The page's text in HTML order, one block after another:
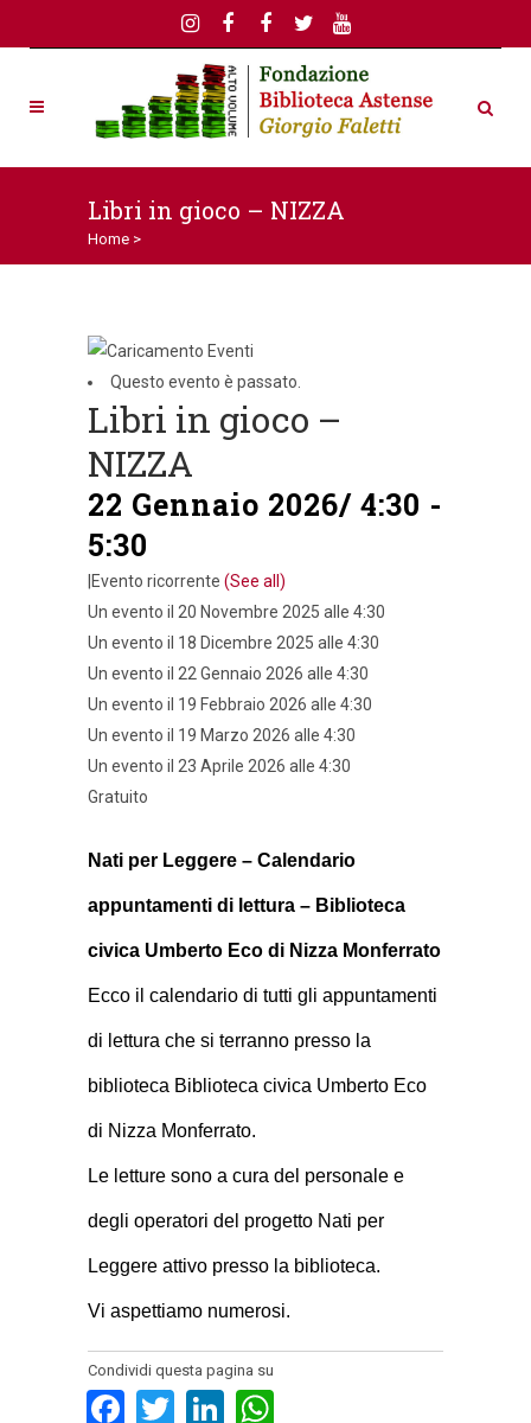
Libri in gioco – NIZZA
Home >
Questo evento è passato.
Libri in gioco –
NIZZA
22 Gennaio 2026/ 4:30 -
5:30
Evento ricorrente (See all)
Un evento il 20 Novembre 2025 alle 4:30
Un evento il 18 Dicembre 2025 alle 4:30
Un evento il 22 Gennaio 2026 alle 4:30
Un evento il 19 Febbraio 2026 alle 4:30
Un evento il 19 Marzo 2026 alle 4:30
Un evento il 23 Aprile 2026 alle 4:30
Gratuito
Nati per Leggere – Calendario
appuntamenti di lettura – Biblioteca
civica Umberto Eco di Nizza Monferrato
Ecco il calendario di tutti gli appuntamenti
di lettura che si terranno presso la
biblioteca Biblioteca civica Umberto Eco
di Nizza Monferrato.
Le letture sono a cura del personale e
degli operatori del progetto Nati per
Leggere attivo presso la biblioteca.
Vi aspettiamo numerosi.
Condividi questa pagina su
Facebook
TwitterLinkedIn